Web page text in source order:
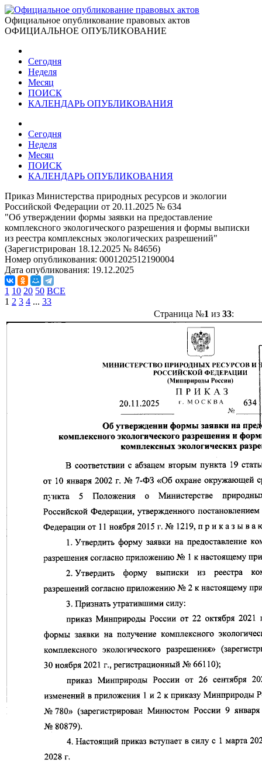
Официальное опубликование правовых актов
ОФИЦИАЛЬНОЕ ОПУБЛИКОВАНИЕ
Сегодня
Неделя
Месяц
ПОИСК
КАЛЕНДАРЬ ОПУБЛИКОВАНИЯ
Сегодня
Неделя
Месяц
ПОИСК
КАЛЕНДАРЬ ОПУБЛИКОВАНИЯ
Приказ Министерства природных ресурсов и экологии
Российской Федерации от 20.11.2025 № 634
"Об утверждении формы заявки на предоставление
комплексного экологического разрешения и формы выписки
из реестра комплексных экологических разрешений"
(Зарегистрирован 18.12.2025 № 84656)
Номер опубликования: 0001202512190004
Дата опубликования: 19.12.2025
1 10 20 50 ВСЕ
1 2 3 4 ... 33
Страница №1 из 33: